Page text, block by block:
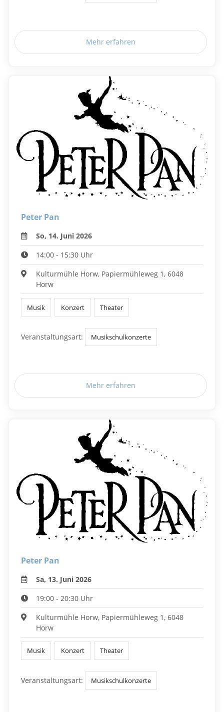
Mehr erfahren
Peter Pan
So, 14. Juni 2026
14:00 - 15:30 Uhr
Kulturmühle Horw, Papiermühleweg 1, 6048
Horw
Musik Konzert Theater
Veranstaltungsart: Musikschulkonzerte
Mehr erfahren
Peter Pan
Sa, 13. Juni 2026
19:00 - 20:30 Uhr
Kulturmühle Horw, Papiermühleweg 1, 6048
Horw
Musik Konzert Theater
Veranstaltungsart: Musikschulkonzerte